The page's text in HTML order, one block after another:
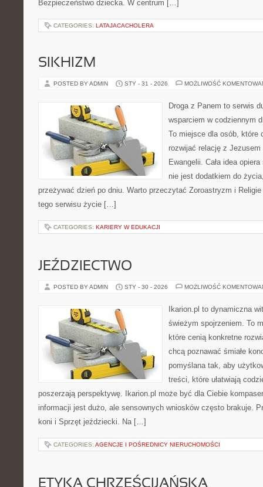
Bezpieczeństwo dziecka. W centrum […]
CATEGORIES: LATAJACACHOLERA
SIKHIZM
POSTED BY ADMIN STY - 31 - 2026 MOŻLIWOŚĆ
Droga z Panem to serwis
wsparciem w codziennym
To miejsce dla osób, które
rozwijać relację z
Ewangelii. Cała idea
nie jest dodatkiem do
przeżywać dzień po dniu. Warto przeczytać Zoroastryzm i Religie
tego serwisu życie […]
CATEGORIES: KARIERY W EDUKACJI
JEŹDZIECTWO
POSTED BY ADMIN STY - 30 - 2026 MOŻLIWOŚĆ
Ikarion.pl to dynamiczna
świeżym spojrzeniem. To
które cenią konkretne
chcą poznawać śmiałe
pomyślana tak, aby
treści, które ułatwiają
poszerzają perspektywę. Ikarion.pl może być dla Ciebie
informacji jest dużo, ale sensownych wniosków często brakuje.
koni i Sprzęt jeździecki. Na […]
CATEGORIES: AGENCJE I POŚREDNICY NIERUCHOMOŚCI
ETYKA CHRZEŚCIJAŃSKA